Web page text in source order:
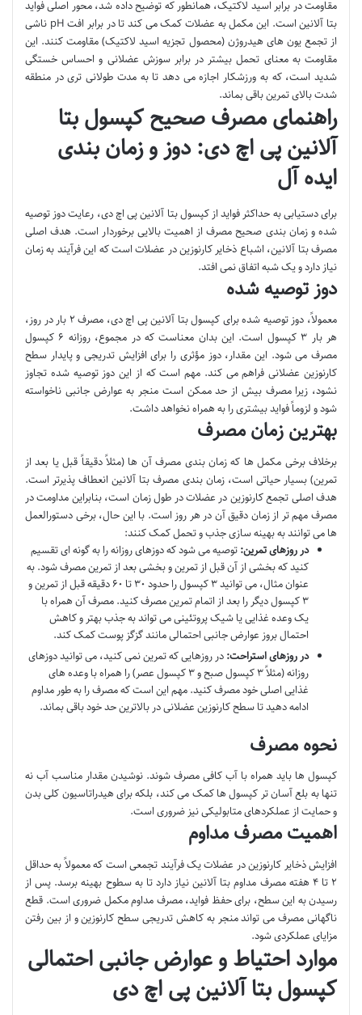
مقاومت در برابر اسید لاکتیک، همانطور که توضیح داده شد، محور اصلی فواید
بتا آلانین است. این مکمل به عضلات کمک می کند تا در برابر افت pH ناشی
از تجمع یون های هیدروژن (محصول تجزیه اسید لاکتیک) مقاومت کنند. این
مقاومت به معنای تحمل بیشتر در برابر سوزش عضلانی و احساس خستگی
شدید است، که به ورزشکار اجازه می دهد تا به مدت طولانی تری در منطقه
شدت بالای تمرین باقی بماند.
راهنمای مصرف صحیح کپسول بتا
آلانین پی اچ دی: دوز و زمان بندی
ایده آل
برای دستیابی به حداکثر فواید از کپسول بتا آلانین پی اچ دی، رعایت دوز توصیه
شده و زمان بندی صحیح مصرف از اهمیت بالایی برخوردار است. هدف اصلی
مصرف بتا آلانین، اشباع ذخایر کارنوزین در عضلات است که این فرآیند به زمان
نیاز دارد و یک شبه اتفاق نمی افتد.
دوز توصیه شده
معمولاً، دوز توصیه شده برای کپسول بتا آلانین پی اچ دی، مصرف ۲ بار در روز،
هر بار ۳ کپسول است. این بدان معناست که در مجموع، روزانه ۶ کپسول
مصرف می شود. این مقدار، دوز مؤثری را برای افزایش تدریجی و پایدار سطح
کارنوزین عضلانی فراهم می کند. مهم است که از این دوز توصیه شده تجاوز
نشود، زیرا مصرف بیش از حد ممکن است منجر به عوارض جانبی ناخواسته
شود و لزوماً فواید بیشتری را به همراه نخواهد داشت.
بهترین زمان مصرف
برخلاف برخی مکمل ها که زمان بندی مصرف آن ها (مثلاً دقیقاً قبل یا بعد از
تمرین) بسیار حیاتی است، زمان بندی مصرف بتا آلانین انعطاف پذیرتر است.
هدف اصلی تجمع کارنوزین در عضلات در طول زمان است، بنابراین مداومت در
مصرف مهم تر از زمان دقیق آن در هر روز است. با این حال، برخی دستورالعمل
ها می توانند به بهینه سازی جذب و تحمل کمک کنند:
در روزهای تمرین: توصیه می شود که دوزهای روزانه را به گونه ای تقسیم
کنید که بخشی از آن قبل از تمرین و بخشی بعد از تمرین مصرف شود. به
عنوان مثال، می توانید ۳ کپسول را حدود ۳۰ تا ۶۰ دقیقه قبل از تمرین و
۳ کپسول دیگر را بعد از اتمام تمرین مصرف کنید. مصرف آن همراه با
یک وعده غذایی یا شیک پروتئینی می تواند به جذب بهتر و کاهش
احتمال بروز عوارض جانبی احتمالی مانند گزگز پوست کمک کند.
در روزهای استراحت: در روزهایی که تمرین نمی کنید، می توانید دوزهای
روزانه (مثلاً ۳ کپسول صبح و ۳ کپسول عصر) را همراه با وعده های
غذایی اصلی خود مصرف کنید. مهم این است که مصرف را به طور مداوم
ادامه دهید تا سطح کارنوزین عضلانی در بالاترین حد خود باقی بماند.
نحوه مصرف
کپسول ها باید همراه با آب کافی مصرف شوند. نوشیدن مقدار مناسب آب نه
تنها به بلع آسان تر کپسول ها کمک می کند، بلکه برای هیدراتاسیون کلی بدن
و حمایت از عملکردهای متابولیکی نیز ضروری است.
اهمیت مصرف مداوم
افزایش ذخایر کارنوزین در عضلات یک فرآیند تجمعی است که معمولاً به حداقل
۲ تا ۴ هفته مصرف مداوم بتا آلانین نیاز دارد تا به سطوح بهینه برسد. پس از
رسیدن به این سطح، برای حفظ فواید، مصرف مداوم مکمل ضروری است. قطع
ناگهانی مصرف می تواند منجر به کاهش تدریجی سطح کارنوزین و از بین رفتن
مزایای عملکردی شود.
موارد احتیاط و عوارض جانبی احتمالی
کپسول بتا آلانین پی اچ دی